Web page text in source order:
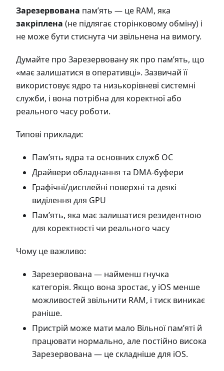
Зарезервована пам’ять — це RAM, яка
закріплена (не підлягає сторінковому обміну) і
не може бути стиснута чи звільнена на вимогу.
Думайте про Зарезервовану як про пам’ять, що
«має залишатися в оперативці». Зазвичай її
використовує ядро та низькорівневі системні
служби, і вона потрібна для коректної або
реального часу роботи.
Типові приклади:
Пам’ять ядра та основних служб ОС
Драйвери обладнання та DMA-буфери
Графічні/дисплейні поверхні та деякі
виділення для GPU
Пам’ять, яка має залишатися резидентною
для коректності чи реального часу
Чому це важливо:
Зарезервована — найменш гнучка
категорія. Якщо вона зростає, у iOS менше
можливостей звільнити RAM, і тиск виникає
раніше.
Пристрій може мати мало Вільної пам’яті й
працювати нормально, але постійно висока
Зарезервована — це складніше для iOS.